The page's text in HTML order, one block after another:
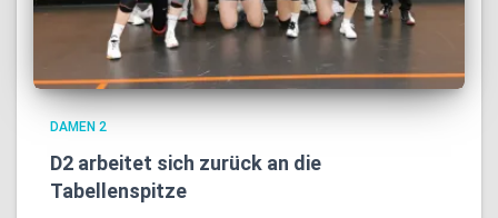
DAMEN 2
D2 arbeitet sich zurück an die
Tabellenspitze